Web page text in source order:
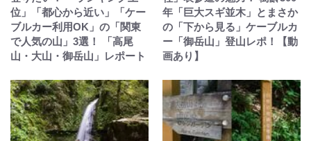
位」「都心から近い」「ケー
ブルカー利用OK」の「関東
で人気の山」3選！ 「高尾
山・大山・御岳山」レポート
年「巨大スギ並木」とまさか
の「下から見る」ケーブルカ
ー「御岳山」登山レポ！【動
画あり】